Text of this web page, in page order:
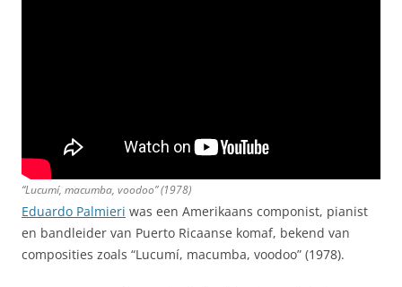
“Lucumí, macumba, voodoo” (1978)
Eduardo Palmieri was een Amerikaans componist, pianist
en bandleider van Puerto Ricaanse komaf, bekend van
composities zoals “Lucumí, macumba, voodoo” (1978).